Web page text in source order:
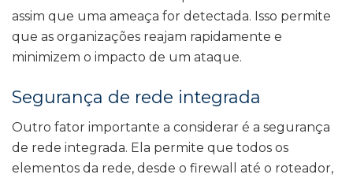
assim que uma ameaça for detectada. Isso permite
que as organizações reajam rapidamente e
minimizem o impacto de um ataque.
Segurança de rede integrada
Outro fator importante a considerar é a segurança
de rede integrada. Ela permite que todos os
elementos da rede, desde o firewall até o roteador,